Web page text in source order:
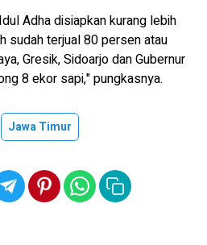
Adha disiapkan kurang lebih
sudah terjual 80 persen atau
Gresik, Sidoarjo dan Gubernur
8 ekor sapi," pungkasnya.
Jawa Timur